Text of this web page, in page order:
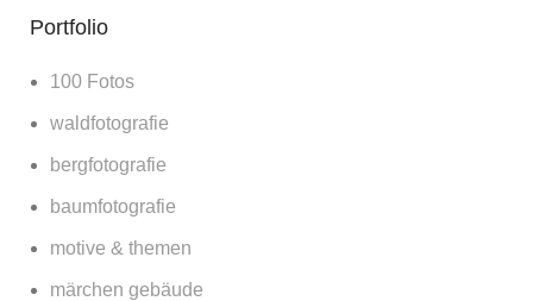
Portfolio
100 Fotos
waldfotografie
bergfotografie
baumfotografie
motive & themen
märchen gebäude